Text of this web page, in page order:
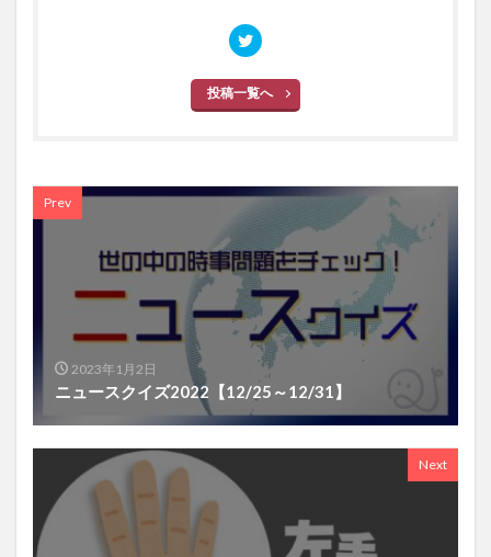
投稿一覧へ
Prev
2023年1月2日
ニュースクイズ2022【12/25～12/31】
Next